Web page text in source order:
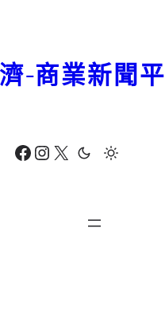
Facebook Instagram X
-商業新聞